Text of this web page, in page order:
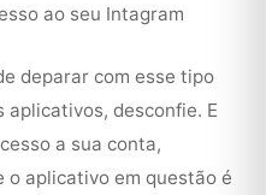
ao seu Intagram
deparar com esse tipo
aplicativos, desconfie. E
a sua conta,
o aplicativo em questão é